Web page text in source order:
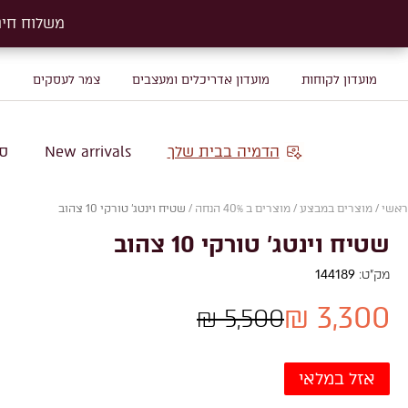
מועדון לקוחות מועדון אדריכלים ומעצבים צמר לעסקים
הדמיה בבית שלך New arrivals
ראשי / מוצרים במבצע / מוצרים ב 40% הנחה / שטיח וינטג' טורקי 10 צהוב
שטיח וינטג' טורקי 10 צהוב
מק"ט: 144189
5,500 ₪ 3,300 ₪
אזל במלאי
משלוח חינם על
משלוח חינם על